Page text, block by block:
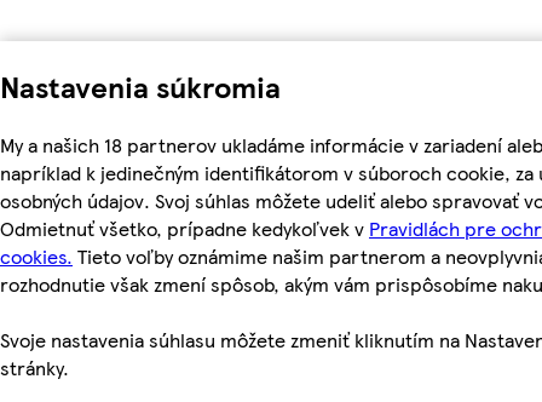
Nastavenia súkromia
My a našich 18 partnerov ukladáme informácie v zariadení
napríklad k jedinečným identifikátorom v súboroch cookie,
osobných údajov. Svoj súhlas môžete udeliť alebo spravovať
Odmietnuť všetko, prípadne kedykoľvek v Pravidlách pre
cookies. Tieto voľby oznámime našim partnerom a
rozhodnutie však zmení spôsob, akým vám prispôsobíme
Svoje nastavenia súhlasu môžete zmeniť kliknutím na
stránky.